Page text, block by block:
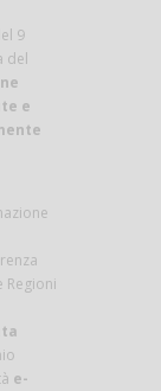
9
del
e
e-